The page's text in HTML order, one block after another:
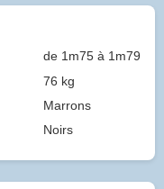
de 1m75 à 1m79
76 kg
Marrons
Noirs